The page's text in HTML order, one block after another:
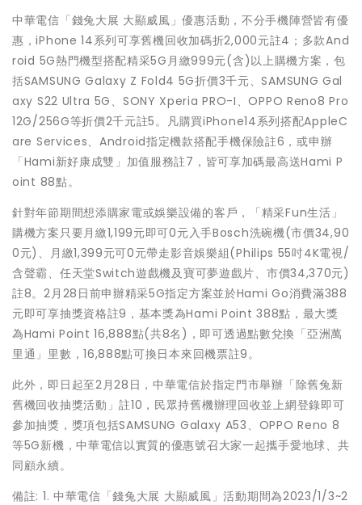
中華電信「錢兔大展 大顯威風」優惠活動，不分手機陣營皆有優
惠，iPhone 14系列可享舊機回收加碼折2,000元註4；多款And
roid 5G熱門機型搭配精采5G月繳999元(含)以上購機方案，包
括SAMSUNG Galaxy Z Fold4 5G折價3千元、SAMSUNG Gal
axy S22 Ultra 5G、SONY Xperia PRO-I、OPPO Reno8 Pro
12G/256G等折價2千元註5。凡購買iPhone14系列搭配AppleC
are Services、Android指定機款搭配手機保險註6，或申辦
「Hami新好康成雙」加值服務註7，皆可享加碼最高送Hami P
oint 88點。
針對年節期間想添購家電或娛樂設備的客戶，「精采Fun生活」
購機方案只要月繳1,199元即可0元入手Bosch洗碗機(市價34,90
0元)、月繳1,399元可0元帶走影音娛樂組(Philips 55吋4K電視/
含聲霸、任天堂Switch遊戲機及寶可夢遊戲片、市價34,370元)
註8。2月28日前申辦精采5G指定方案並於Hami Go消費滿388
元即可享抽獎資格註9，基本獎為Hami Point 388點，最大獎
為Hami Point 16,888點(共8名)，即可透過點數兌換「亞洲萬
里通」里數，16,888點可換日本來回機票註9。
此外，即日起至2月28日，中華電信於指定門市舉辦「除舊兔新
舊機回收抽獎活動」註10，民眾持舊機辦理回收並上網登錄即可
參加抽獎，獎項包括SAMSUNG Galaxy A53、OPPO Reno 8
等5G新機，中華電信以實質的優惠號召大家一起攜手愛地球、共
同顧永續。
備註: 1. 中華電信「錢兔大展 大顯威風」活動期間為2023/1/3~2